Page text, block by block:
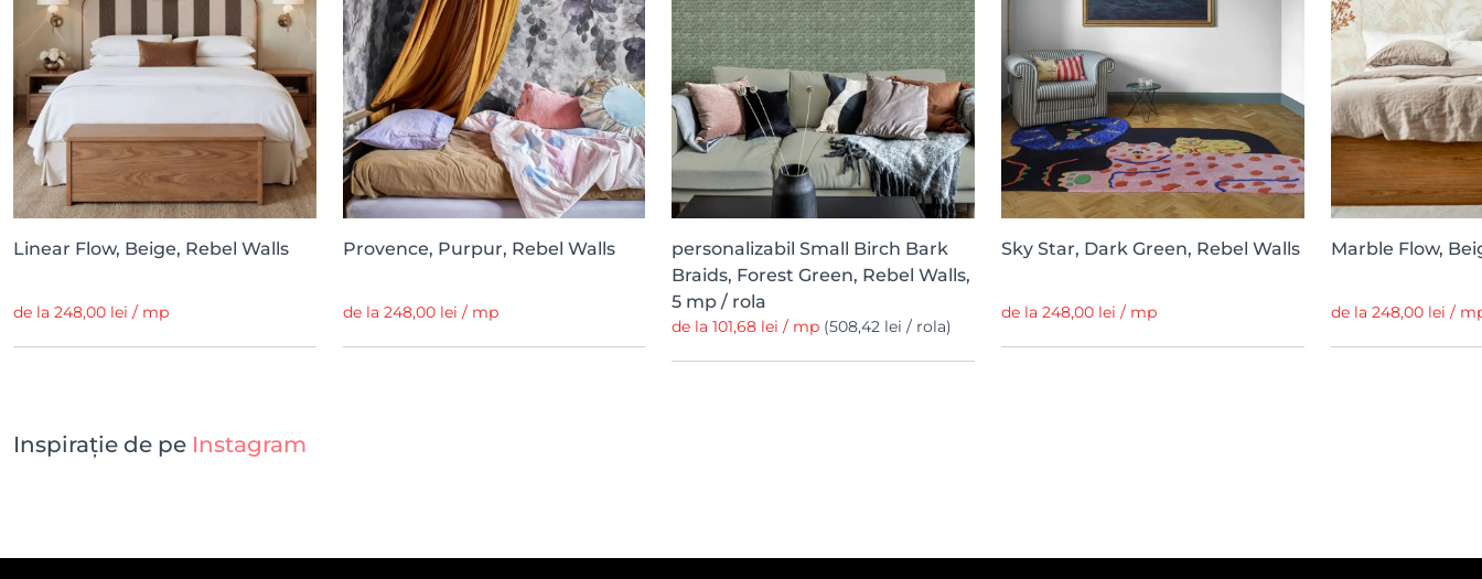
Linear Flow, Beige, Rebel Walls
de la 248,00 lei / mp
Provence, Purpur, Rebel Walls
de la 248,00 lei / mp
personalizabil Small Birch Bark
Braids, Forest Green, Rebel Walls,
5 mp / rola
de la 101,68 lei / mp (508,42 lei / rola)
Sky Star, Dark Green, Rebel Walls
de la 248,00 lei / mp
Marble Flow,
de la 248,00 lei /
Inspirație de pe Instagram